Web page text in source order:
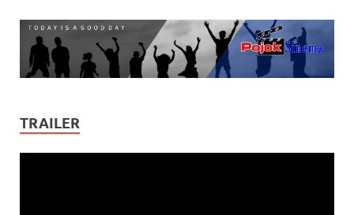
TRAILER